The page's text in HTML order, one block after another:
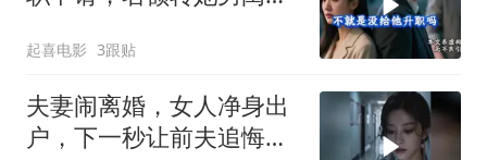
起喜电影 3跟贴
夫妻闹离婚，女人净身出
户，下一秒让前夫追悔莫